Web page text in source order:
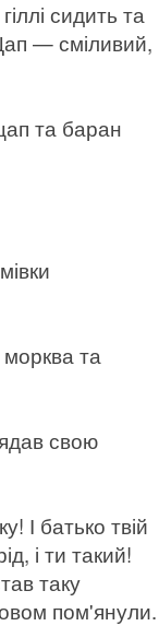
сидить та
— сміливий,
та баран
та
свою
батько твій
і ти такий!
таку
пом'янули.